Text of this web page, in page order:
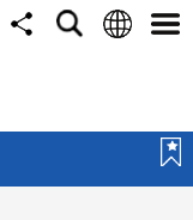
分
搜
語
選